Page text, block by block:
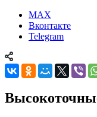
MAX
Вконтакте
Telegram